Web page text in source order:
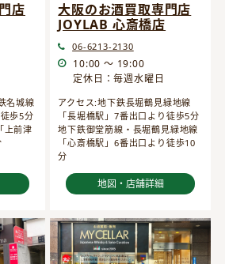
店
名城線
歩5分
上前津
大阪のお酒買取専門店
JOYLAB 心斎橋店
06-6213-2130
10:00 ～ 19:00
定休日：毎週水曜日
アクセス:地下鉄長堀鶴見緑地線
「長堀橋駅」7番出口より徒歩5分
地下鉄御堂筋線・長堀鶴見緑地線
「心斎橋駅」6番出口より徒歩10
分
地図・店舗詳細